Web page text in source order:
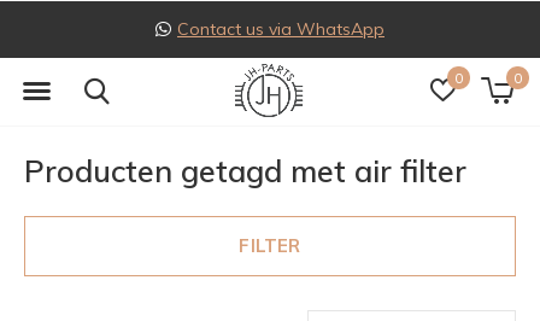
0 0
Contact us via WhatsApp
Producten getagd met air filter
FILTER